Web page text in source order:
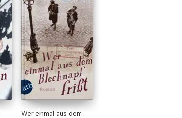
Wer einmal aus dem